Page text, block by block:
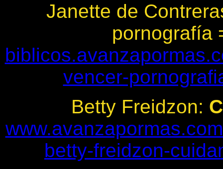
Janette de
pornografía
vencer-
Betty Freidzon:
betty-freidzon-